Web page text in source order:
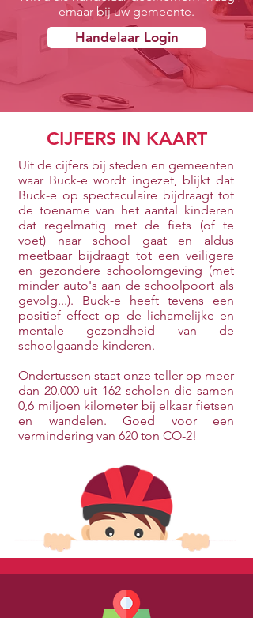
ernaar bij uw gemeente.
Handelaar Login
CIJFERS IN KAART
Uit de cijfers bij steden en gemeenten
waar Buck-e wordt ingezet, blijkt dat
Buck-e op spectaculaire bijdraagt tot
de toename van het aantal kinderen
dat regelmatig met de fiets (of te
voet) naar school gaat en aldus
meetbaar bijdraagt tot een veiligere
en gezondere schoolomgeving (met
minder auto's aan de schoolpoort als
gevolg...). Buck-e heeft tevens een
positief effect op de lichamelijke en
mentale gezondheid van de
schoolgaande kinderen.
Ondertussen staat onze teller op meer
dan 20.000 uit 162 scholen die samen
0,6 miljoen kilometer bij elkaar fietsen
en wandelen. Goed voor een
vermindering van 620 ton CO-2!